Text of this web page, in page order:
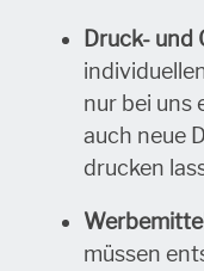
Druck- und
nur bei uns
auch neue
drucken
müssen